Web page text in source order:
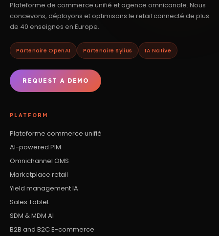
Plateforme de commerce unifié et agence omnicanale. Nous
concevons, déployons et optimisons le retail connecté de plus
de 40 enseignes en Europe.
Partenaire OpenAI Partenaire Sylius IA Native
REQUEST A DEMO
PLATFORM
Plateforme commerce unifié
AI-powered PIM
Omnichannel OMS
Marketplace retail
Yield management IA
Sales Tablet
SDM & MDM AI
B2B and B2C E-commerce